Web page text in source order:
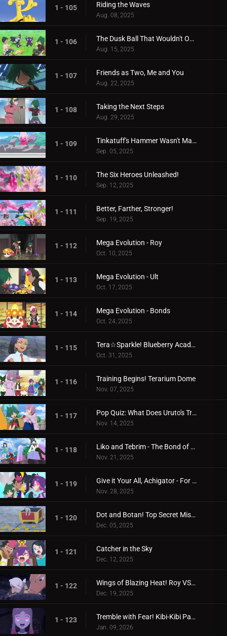
1 - 105 Riding the Waves
Aug. 08, 2025
1 - 106 The Dusk Ball That Wouldn't Open
Aug. 15, 2025
1 - 107 Friends as Two, Me and You
Aug. 22, 2025
1 - 108 Taking the Next Steps
Aug. 29, 2025
1 - 109 Tinkatuff's Hammer Wasn't Made in a Year!
Sep. 05, 2025
1 - 110 The Six Heroes Unleashed!
Sep. 12, 2025
1 - 111 Better, Farther, Stronger!
Sep. 19, 2025
1 - 112 Mega Evolution - Roy
Oct. 10, 2025
1 - 113 Mega Evolution - Ult
Oct. 17, 2025
1 - 114 Mega Evolution - Bonds
Oct. 24, 2025
1 - 115 Tera☆Sparkle! Blueberry Academy
Oct. 31, 2025
1 - 116 Training Begins! Terarium Dome
Nov. 07, 2025
1 - 117 Pop Quiz: What Does Uruto's Training Involve?
Nov. 14, 2025
1 - 118 Liko and Tebrim - The Bond of Happiness!
Nov. 21, 2025
1 - 119 Give it Your All, Achigator - For the Sake of Tomorrow
Nov. 28, 2025
1 - 120 Dot and Botan! Top Secret Mission
Dec. 05, 2025
1 - 121 Catcher in the Sky
Dec. 12, 2025
1 - 122 Wings of Blazing Heat! Roy VS Friede
Dec. 19, 2025
1 - 123 Tremble with Fear! Kibi-Kibi Panic on the Ship
Jan. 09, 2026